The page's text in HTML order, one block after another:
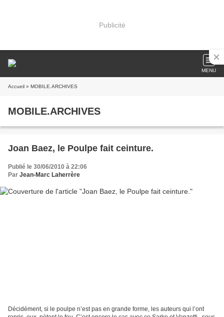
Publicité
MENU
Accueil » MOBILE.ARCHIVES
MOBILE.ARCHIVES
Joan Baez, le Poulpe fait ceinture.
Publié le 30/06/2010 à 22:06
Par Jean-Marc Laherrère
Décidément, si le poulpe n’est pas en grande forme, les auteurs qui l’ont